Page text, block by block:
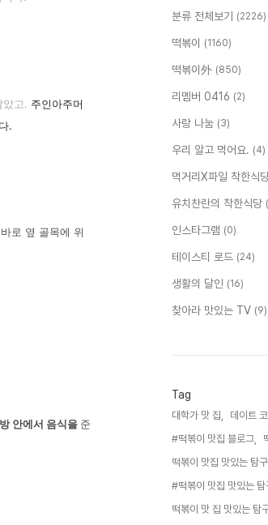
고. 주인아주머
.
로 옆 골목에 위
안에서 음식을 준
분류 전체보기 (2226)
떡볶이 (1160)
떡볶이外 (850)
리멤버 0416 (2)
사랑 나눔 (3)
우리 알고 먹어요. (4)
먹거리X파일 착한식
유치찬란의 착한식당
인스타그램 (0)
테이스티 로드 (24)
생활의 달인 (16)
찾아라 맛있는 TV (9)
Tag
대학가 맛 집, 데이트
#떡볶이 맛집 블로그,
떡볶이 맛집 맛있는 탐
#떡볶이 맛집 맛있는 탐
떡볶이 맛 집 맛있는 탐